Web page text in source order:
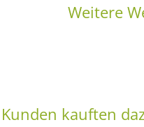
Weitere
Kunden kauften